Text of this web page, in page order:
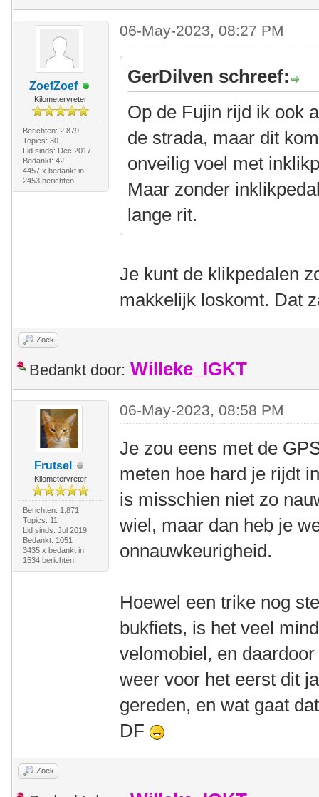
ZoefZoef
Kilometervreter
Berichten: 2.879
Topics: 30
Lid sinds: Dec 2017
Bedankt: 42
4457 x bedankt in
2453 berichten
06-May-2023, 08:27 PM
GerDilven schreef:
Op de Fujin rijd ik ook
de strada, maar dit
onveilig voel met
Maar zonder
lange rit.
Je kunt de klikpedalen
makkelijk loskomt. Dat
Zoek
Bedankt door: Willeke_IGKT
Frutsel
Kilometervreter
Berichten: 1.871
Topics: 11
Lid sinds: Jul 2019
Bedankt: 1051
3435 x bedankt in
1534 berichten
06-May-2023, 08:58 PM
Je zou eens met de
meten hoe hard je rijdt
is misschien niet zo
wiel, maar dan heb je
onnauwkeurigheid.
Hoewel een trike nog
bukfiets, is het veel
velomobiel, en
weer voor het eerst dit
gereden, en wat gaat
DF
Zoek